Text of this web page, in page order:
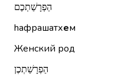
הַפְרָשַׁתְכֶם
hафрашатхем
Женский род
הַפְרָשַׁתְכֶן